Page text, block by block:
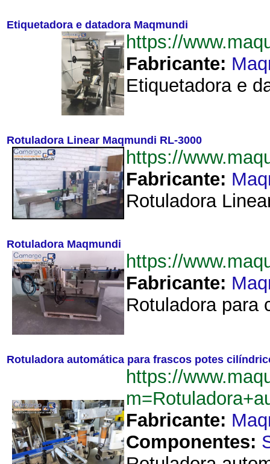
Etiquetadora e datadora Maqmundi
https://
Fabricante:
Etiquetadora e
Rotuladora Linear Maqmundi RL-3000
https://
Fabricante:
Rotuladora
Rotuladora Maqmundi
https://
Fabricante:
Rotuladora para
Rotuladora automática para frascos potes
https://
Fabricante:
Componentes: